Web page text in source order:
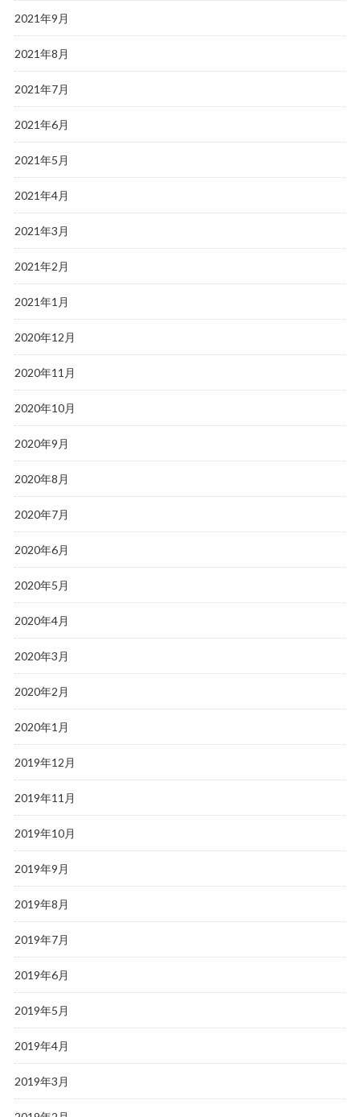
2021年9月
2021年8月
2021年7月
2021年6月
2021年5月
2021年4月
2021年3月
2021年2月
2021年1月
2020年12月
2020年11月
2020年10月
2020年9月
2020年8月
2020年7月
2020年6月
2020年5月
2020年4月
2020年3月
2020年2月
2020年1月
2019年12月
2019年11月
2019年10月
2019年9月
2019年8月
2019年7月
2019年6月
2019年5月
2019年4月
2019年3月